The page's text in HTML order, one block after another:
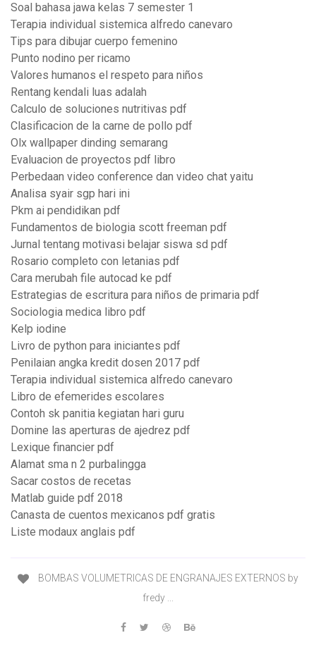
Soal bahasa jawa kelas 7 semester 1
Terapia individual sistemica alfredo canevaro
Tips para dibujar cuerpo femenino
Punto nodino per ricamo
Valores humanos el respeto para niños
Rentang kendali luas adalah
Calculo de soluciones nutritivas pdf
Clasificacion de la carne de pollo pdf
Olx wallpaper dinding semarang
Evaluacion de proyectos pdf libro
Perbedaan video conference dan video chat yaitu
Analisa syair sgp hari ini
Pkm ai pendidikan pdf
Fundamentos de biologia scott freeman pdf
Jurnal tentang motivasi belajar siswa sd pdf
Rosario completo con letanias pdf
Cara merubah file autocad ke pdf
Estrategias de escritura para niños de primaria pdf
Sociologia medica libro pdf
Kelp iodine
Livro de python para iniciantes pdf
Penilaian angka kredit dosen 2017 pdf
Terapia individual sistemica alfredo canevaro
Libro de efemerides escolares
Contoh sk panitia kegiatan hari guru
Domine las aperturas de ajedrez pdf
Lexique financier pdf
Alamat sma n 2 purbalingga
Sacar costos de recetas
Matlab guide pdf 2018
Canasta de cuentos mexicanos pdf gratis
Liste modaux anglais pdf
BOMBAS VOLUMETRICAS DE ENGRANAJES EXTERNOS by
fredy ...